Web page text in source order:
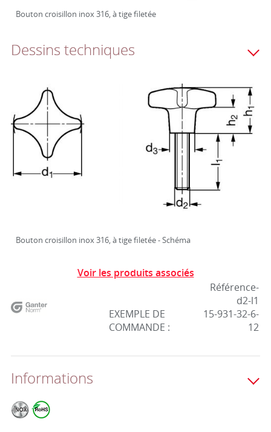
Bouton croisillon inox 316, à tige filetée
Dessins techniques
Bouton croisillon inox 316, à tige filetée - Schéma
Voir les produits associés
EXEMPLE DE
COMMANDE :
Référence-
d2-l1
15-931-32-6-
12
Informations